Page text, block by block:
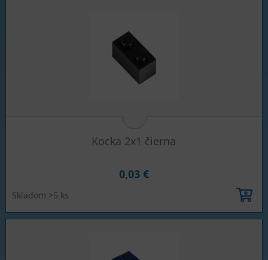
Kocka 2x1 čierna
0,03 €
Skladom >5 ks